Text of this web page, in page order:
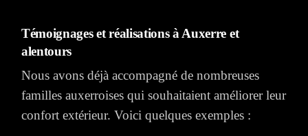
Témoignages et réalisations à Auxerre et
alentours
Nous avons déjà accompagné de nombreuses
familles auxerroises qui souhaitaient améliorer leur
confort extérieur. Voici quelques exemples :